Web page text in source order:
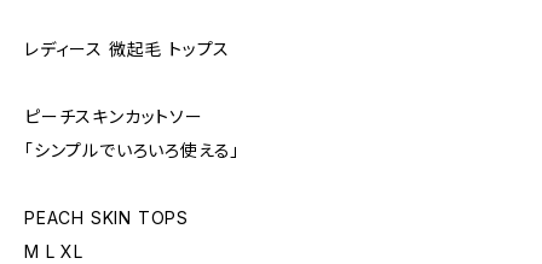
レディース 微起毛 トップス
ピーチスキンカットソー
「シンプルでいろいろ使える」
PEACH SKIN TOPS
M L XL